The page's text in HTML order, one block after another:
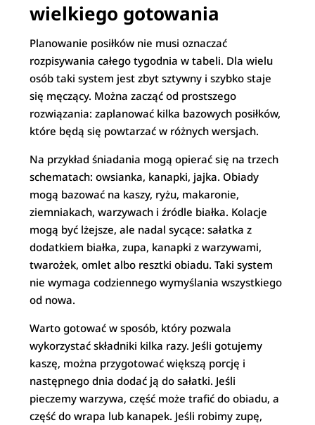
wielkiego gotowania
Planowanie posiłków nie musi oznaczać
rozpisywania całego tygodnia w tabeli. Dla wielu
osób taki system jest zbyt sztywny i szybko staje
się męczący. Można zacząć od prostszego
rozwiązania: zaplanować kilka bazowych posiłków,
które będą się powtarzać w różnych wersjach.
Na przykład śniadania mogą opierać się na trzech
schematach: owsianka, kanapki, jajka. Obiady
mogą bazować na kaszy, ryżu, makaronie,
ziemniakach, warzywach i źródle białka. Kolacje
mogą być lżejsze, ale nadal sycące: sałatka z
dodatkiem białka, zupa, kanapki z warzywami,
twarożek, omlet albo resztki obiadu. Taki system
nie wymaga codziennego wymyślania wszystkiego
od nowa.
Warto gotować w sposób, który pozwala
wykorzystać składniki kilka razy. Jeśli gotujemy
kaszę, można przygotować większą porcję i
następnego dnia dodać ją do sałatki. Jeśli
pieczemy warzywa, część może trafić do obiadu, a
część do wrapa lub kanapek. Jeśli robimy zupę,